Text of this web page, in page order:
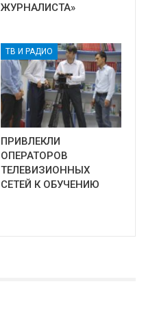
ЖУРНАЛИСТА»
ТВ И РАДИО
ПРИВЛЕКЛИ
ОПЕРАТОРОВ
ТЕЛЕВИЗИОННЫХ
СЕТЕЙ К ОБУЧЕНИЮ